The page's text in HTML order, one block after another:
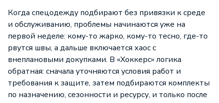
Когда спецодежду подбирают без привязки к среде
и обслуживанию, проблемы начинаются уже на
первой неделе: кому-то жарко, кому-то тесно, где-то
рвутся швы, а дальше включается хаос с
внеплановыми докупками. В «Хоккерс» логика
обратная: сначала уточняются условия работ и
требования к защите, затем подбираются комплекты
по назначению, сезонности и ресурсу, и только после